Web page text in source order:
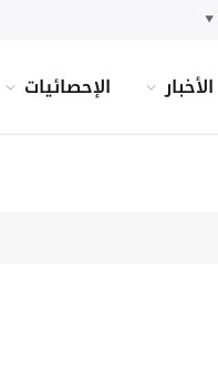
▼
الأخبار الإحصائيات